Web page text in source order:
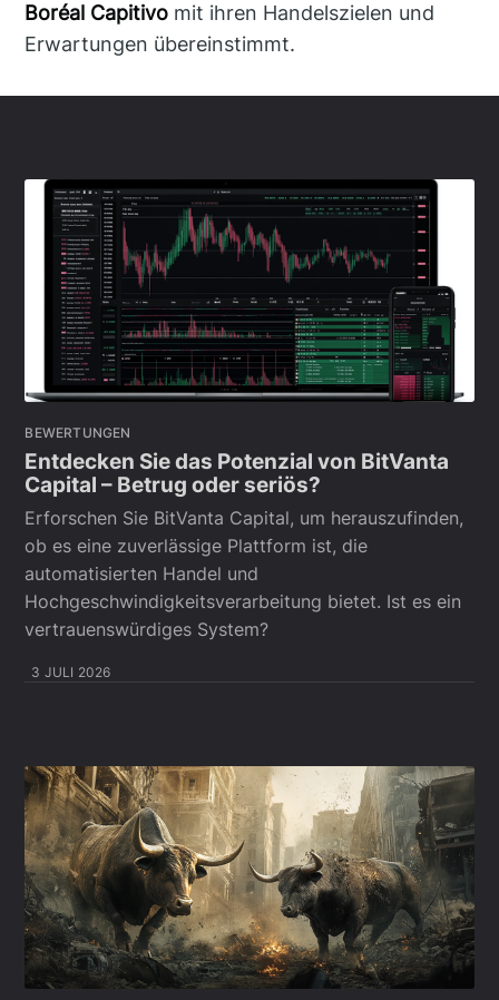
Boréal Capitivo mit ihren Handelszielen und
Erwartungen übereinstimmt.
BEWERTUNGEN
Entdecken Sie das Potenzial von BitVanta
Capital – Betrug oder seriös?
Erforschen Sie BitVanta Capital, um herauszufinden,
ob es eine zuverlässige Plattform ist, die
automatisierten Handel und
Hochgeschwindigkeitsverarbeitung bietet. Ist es ein
vertrauenswürdiges System?
3 JULI 2026